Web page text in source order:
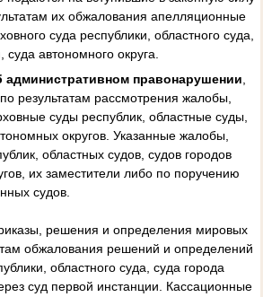
их обжалования апелляционные
суда республики, областного суда,
автономного округа.
административном правонарушении,
результатам рассмотрения жалобы,
суды республик, областные суды,
округов. Указанные жалобы,
областных судов, судов городов
их заместители либо по поручению
судов.
решения и определения мировых
обжалования решений и определений
областного суда, суда города
суд первой инстанции. Кассационные